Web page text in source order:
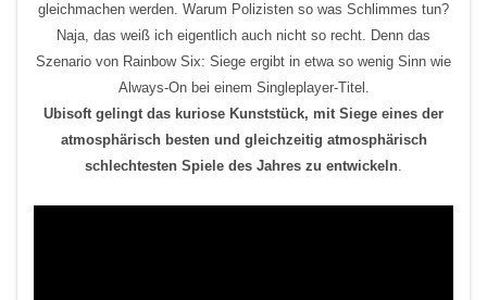
gleichmachen werden. Warum Polizisten so was Schlimmes tun?
Naja, das weiß ich eigentlich auch nicht so recht. Denn das
Szenario von Rainbow Six: Siege ergibt in etwa so wenig Sinn wie
Always-On bei einem Singleplayer-Titel.
Ubisoft gelingt das kuriose Kunststück, mit Siege eines der
atmosphärisch besten und gleichzeitig atmosphärisch
schlechtesten Spiele des Jahres zu entwickel n.